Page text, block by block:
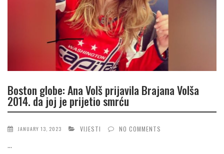
Boston globe: Ana Volš prijavila Brajana Volša
2014. da joj je prijetio smrću
JANUARY 13, 2023 VIJESTI NO COMMENTS
...